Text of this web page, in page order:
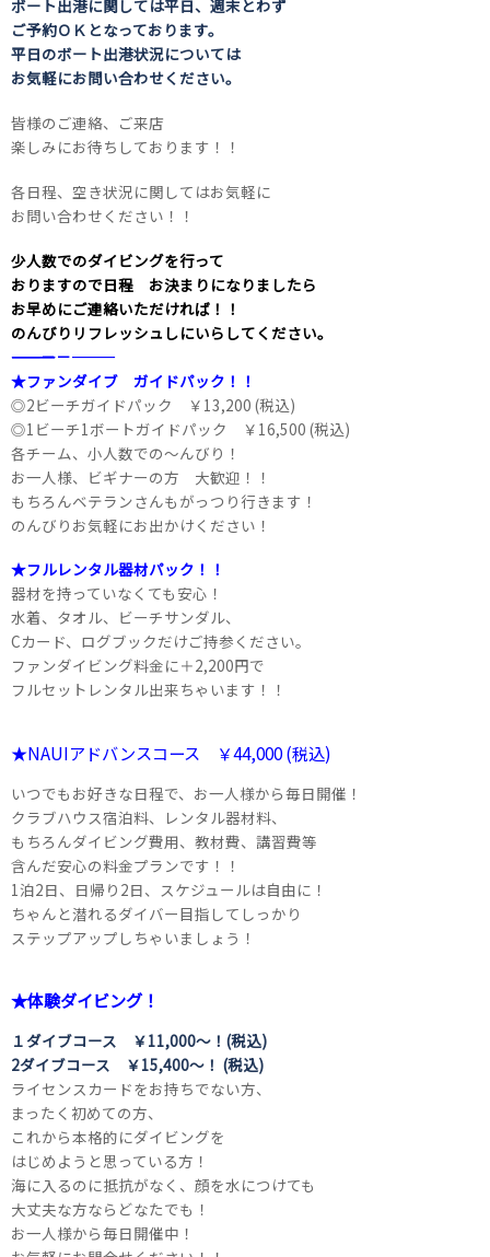
ボート出港に関しては平日、週末とわず
ご予約ＯＫとなっております。
平日のボート出港状況については
お気軽にお問い合わせください。
皆様のご連絡、ご来店
楽しみにお待ちしております！！
各日程、空き状況に関してはお気軽に
お問い合わせください！！
少人数でのダイビングを行って
おりますので日程 お決まりになりましたら
お早めにご連絡いただければ！！
のんびりリフレッシュしにいらしてください。
――――――――――――――――――――－－―――
★ファンダイブ ガイドパック！！
◎2ビーチガイドパック ￥13,200 (税込)
◎1ビーチ1ボートガイドパック ￥16,500 (税込)
各チーム、小人数での～んびり！
お一人様、ビギナーの方 大歓迎！！
もちろんベテランさんもがっつり行きます！
のんびりお気軽にお出かけください！
★フルレンタル器材パック！！
器材を持っていなくても安心！
水着、タオル、ビーチサンダル、
Cカード、ログブックだけご持参ください。
ファンダイビング料金に＋2,200円で
フルセットレンタル出来ちゃいます！！
★NAUIアドバンスコース ￥44,000 (税込)
いつでもお好きな日程で、お一人様から毎日開催！
クラブハウス宿泊料、レンタル器材料、
もちろんダイビング費用、教材費、講習費等
含んだ安心の料金プランです！！
1泊2日、日帰り2日、スケジュールは自由に！
ちゃんと潜れるダイバー目指してしっかり
ステップアップしちゃいましょう！
★体験ダイビング！
１ダイブコース ￥11,000～！(税込)
2ダイブコース ￥15,400～！ (税込)
ライセンスカードをお持ちでない方、
まったく初めての方、
これから本格的にダイビングを
はじめようと思っている方！
海に入るのに抵抗がなく、顔を水につけても
大丈夫な方ならどなたでも！
お一人様から毎日開催中！